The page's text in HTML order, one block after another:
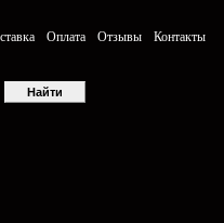
Оплата Отзывы
Контакты